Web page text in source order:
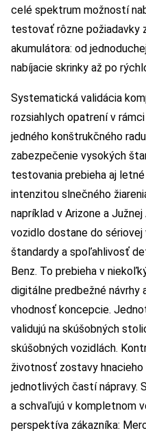
celé spektrum možností
testovať rôzne požiadavky
akumulátora: od
nabíjacie skrinky až po
Systematická validácia
rozsiahlych opatrení v
jedného konštrukčného
zabezpečenie vysokých
testovania prebieha aj
intenzitou slnečného
napríklad v Arizone a
vozidlo dostane do
štandardy a spoľahlivosť
Benz. To prebieha v
digitálne predbežné návrhy
vhodnosť koncepcie.
validujú na skúšobných
skúšobných vozidlách.
životnosť zostavy
jednotlivých častí nápravy.
a schvaľujú v kompletnom
perspektíva zákazníka: